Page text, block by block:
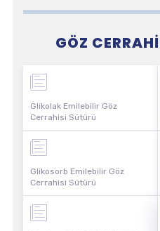
GÖZ
Glikolak Emilebilir Göz
Cerrahisi Sütürü
Glikosorb Emilebilir Göz
Cerrahisi Sütürü